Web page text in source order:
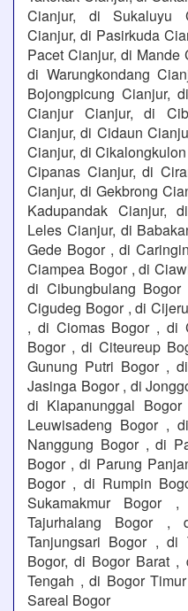
Cianjur, di Sukaluyu
Cianjur, di Pasirkuda
Pacet Cianjur, di Mande
di Warungkondang
Bojongpicung Cianjur,
Cianjur Cianjur, di
Cianjur, di Cidaun
Cianjur, di
Cipanas Cianjur, di
Cianjur, di Gekbrong
Kadupandak Cianjur,
Leles Cianjur, di
Gede Bogor , di
Ciampea Bogor , di
di Cibungbulang
Cigudeg Bogor , di
, di Ciomas Bogor , di
Bogor , di Citeureup
Gunung Putri Bogor ,
Jasinga Bogor , di
di Klapanunggal
Leuwisadeng Bogor ,
Nanggung Bogor , di
Bogor , di Parung
Bogor , di Rumpin
Sukamakmur
Tajurhalang Bogor
Tanjungsari Bogor , di
Bogor, di Bogor Barat
Tengah , di Bogor
Sareal Bogor